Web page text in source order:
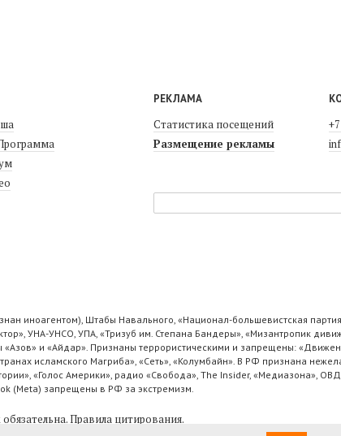
РЕКЛАМА
Статистика посещений
Размещение рекламы
иноагентом), Штабы Навального, «Национал-большевистская
УНА-УНСО, УПА, «Тризуб им. Степана Бандеры», «Мизантропик
«Азов» и «Айдар». Признаны террористическими и запрещены:
исламского Магриба», «Сеть», «Колумбайн». В РФ признана
«Голос Америки», радио «Свобода», The Insider, «Медиазона»,
(Metа) запрещены в РФ за экстремизм.
Правила цитирования.